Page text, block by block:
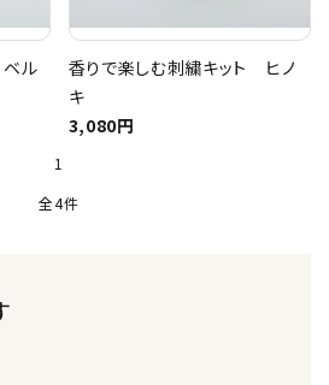
ル
香りで楽しむ刺繍キット ヒノ
キ
3,080円
1
全4件